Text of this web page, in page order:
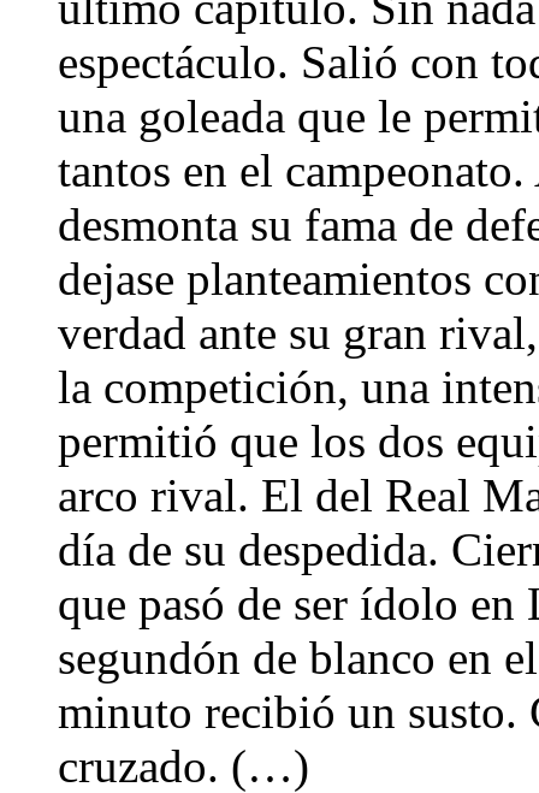
espectáculo. Salió con
una goleada que le
tantos en el
desmonta su fama de
dejase planteamientos
verdad ante su gran
la competición, una
permitió que los dos
arco rival. El del Real
día de su despedida.
que pasó de ser ídolo
segundón de blanco en
minuto recibió un susto.
cruzado. (…)